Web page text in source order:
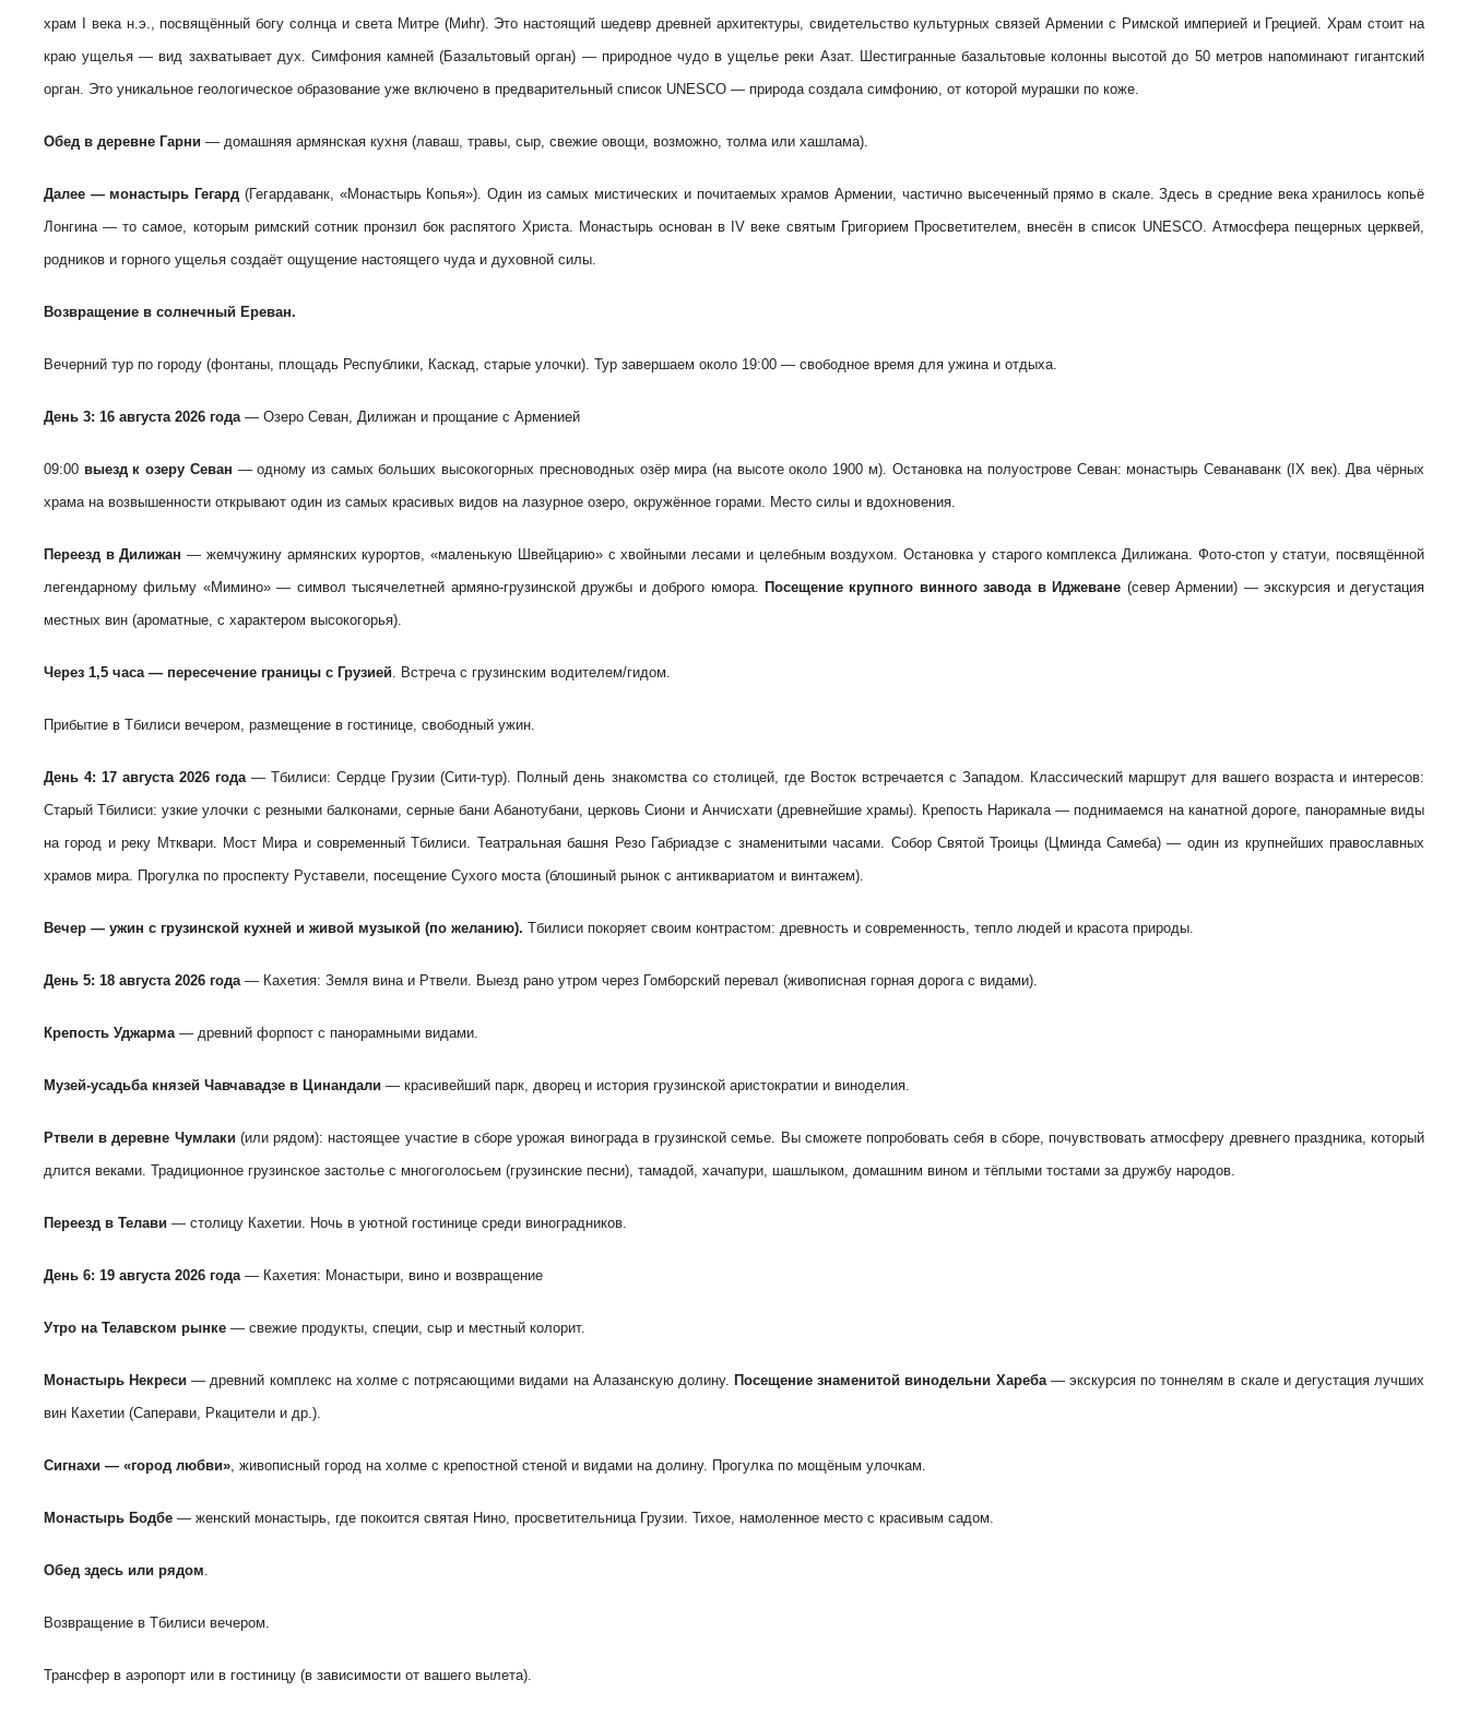
храм I века н.э., посвящённый богу солнца и света Митре (Миhr). Это настоящий шедевр древней архитектуры, свидетельство культурных связей Армении с Римской империей и Грецией. Храм стоит на
краю ущелья — вид захватывает дух. Симфония камней (Базальтовый орган) — природное чудо в ущелье реки Азат. Шестигранные базальтовые колонны высотой до 50 метров напоминают гигантский
орган. Это уникальное геологическое образование уже включено в предварительный список UNESCO — природа создала симфонию, от которой мурашки по коже.
Обед в деревне Гарни — домашняя армянская кухня (лаваш, травы, сыр, свежие овощи, возможно, толма или хашлама).
Далее — монастырь Гегард (Гегардаванк, «Монастырь Копья»). Один из самых мистических и почитаемых храмов Армении, частично высеченный прямо в скале. Здесь в средние века хранилось копьё
Лонгина — то самое, которым римский сотник пронзил бок распятого Христа. Монастырь основан в IV веке святым Григорием Просветителем, внесён в список UNESCO. Атмосфера пещерных церквей,
родников и горного ущелья создаёт ощущение настоящего чуда и духовной силы.
Возвращение в солнечный Ереван.
Вечерний тур по городу (фонтаны, площадь Республики, Каскад, старые улочки). Тур завершаем около 19:00 — свободное время для ужина и отдыха.
День 3: 16 августа 2026 года — Озеро Севан, Дилижан и прощание с Арменией
09:00 выезд к озеру Севан — одному из самых больших высокогорных пресноводных озёр мира (на высоте около 1900 м). Остановка на полуострове Севан: монастырь Севанаванк (IX век). Два чёрных
храма на возвышенности открывают один из самых красивых видов на лазурное озеро, окружённое горами. Место силы и вдохновения.
Переезд в Дилижан — жемчужину армянских курортов, «маленькую Швейцарию» с хвойными лесами и целебным воздухом. Остановка у старого комплекса Дилижана. Фото-стоп у статуи, посвящённой
легендарному фильму «Мимино» — символ тысячелетней армяно-грузинской дружбы и доброго юмора. Посещение крупного винного завода в Иджеване (север Армении) — экскурсия и дегустация
местных вин (ароматные, с характером высокогорья).
Через 1,5 часа — пересечение границы с Грузией. Встреча с грузинским водителем/гидом.
Прибытие в Тбилиси вечером, размещение в гостинице, свободный ужин.
День 4: 17 августа 2026 года— Тбилиси: Сердце Грузии (Сити-тур). Полный день знакомства со столицей, где Восток встречается с Западом. Классический маршрут для вашего возраста и интересов:
Старый Тбилиси: узкие улочки с резными балконами, серные бани Абанотубани, церковь Сиони и Анчисхати (древнейшие храмы). Крепость Нарикала — поднимаемся на канатной дороге, панорамные виды
на город и реку Мтквари. Мост Мира и современный Тбилиси. Театральная башня Резо Габриадзе с знаменитыми часами. Собор Святой Троицы (Цминда Самеба) — один из крупнейших православных
храмов мира. Прогулка по проспекту Руставели, посещение Сухого моста (блошиный рынок с антиквариатом и винтажем).
Вечер — ужин с грузинской кухней и живой музыкой (по желанию). Тбилиси покоряет своим контрастом: древность и современность, тепло людей и красота природы.
День 5: 18 августа 2026 года— Кахетия: Земля вина и Ртвели. Выезд рано утром через Гомборский перевал (живописная горная дорога с видами).
Крепость Уджарма— древний форпост с панорамными видами.
Музей-усадьба князей Чавчавадзе в Цинандали — красивейший парк, дворец и история грузинской аристократии и виноделия.
Ртвели в деревне Чумлаки (или рядом): настоящее участие в сборе урожая винограда в грузинской семье. Вы сможете попробовать себя в сборе, почувствовать атмосферу древнего праздника, который
длится веками. Традиционное грузинское застолье с многоголосьем (грузинские песни), тамадой, хачапури, шашлыком, домашним вином и тёплыми тостами за дружбу народов.
Переезд в Телави — столицу Кахетии. Ночь в уютной гостинице среди виноградников.
День 6: 19 августа 2026 года— Кахетия: Монастыри, вино и возвращение
Утро на Телавском рынке — свежие продукты, специи, сыр и местный колорит.
Монастырь Некреси — древний комплекс на холме с потрясающими видами на Алазанскую долину. Посещение знаменитой винодельни Хареба— экскурсия по тоннелям в скале и дегустация лучших
вин Кахетии (Саперави, Ркацители и др.).
Сигнахи — «город любви», живописный город на холме с крепостной стеной и видами на долину. Прогулка по мощёным улочкам.
Монастырь Бодбе — женский монастырь, где покоится святая Нино, просветительница Грузии. Тихое, намоленное место с красивым садом.
Обед здесь или рядом.
Возвращение в Тбилиси вечером.
Трансфер в аэропорт или в гостиницу (в зависимости от вашего вылета).